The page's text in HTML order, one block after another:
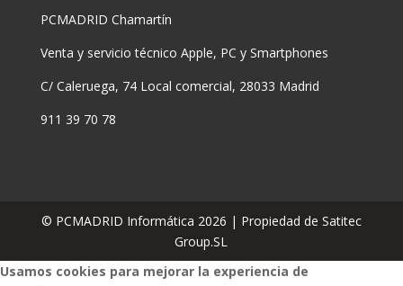
PCMADRID Chamartín
Venta y servicio técnico Apple, PC y Smartphones
C/ Caleruega, 74 Local comercial, 28033 Madrid
911 39 70 78
© PCMADRID Informática 2026 | Propiedad de Satitec
Group.SL
Usamos cookies para mejorar la experiencia de